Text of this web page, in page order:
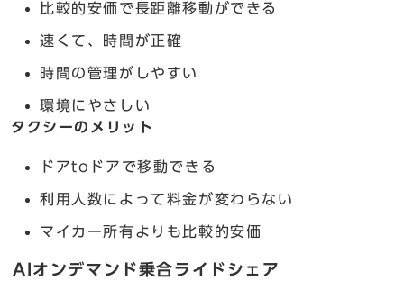
比較的安価で長距離移動ができる
速くて、時間が正確
時間の管理がしやすい
環境にやさしい
タクシーのメリット
ドアtoドアで移動できる
利用人数によって料金が変わらない
マイカー所有よりも比較的安価
AIオンデマンド乗合ライドシェア